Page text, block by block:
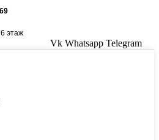
этаж
Vk Whatsapp Telegram